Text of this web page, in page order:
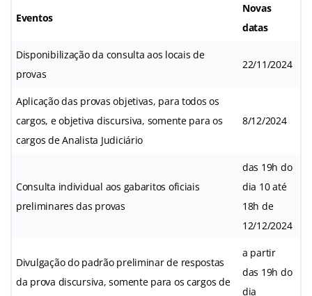
Eventos
Novas
datas
Disponibilização da consulta aos locais de
provas
22/11/2024
Aplicação das provas objetivas, para todos os
cargos, e objetiva discursiva, somente para os
cargos de Analista Judiciário
8/12/2024
Consulta individual aos gabaritos oficiais
preliminares das provas
das 19h do
dia 10 até
18h de
12/12/2024
Divulgação do padrão preliminar de respostas
da prova discursiva, somente para os cargos de
a partir
das 19h do
dia